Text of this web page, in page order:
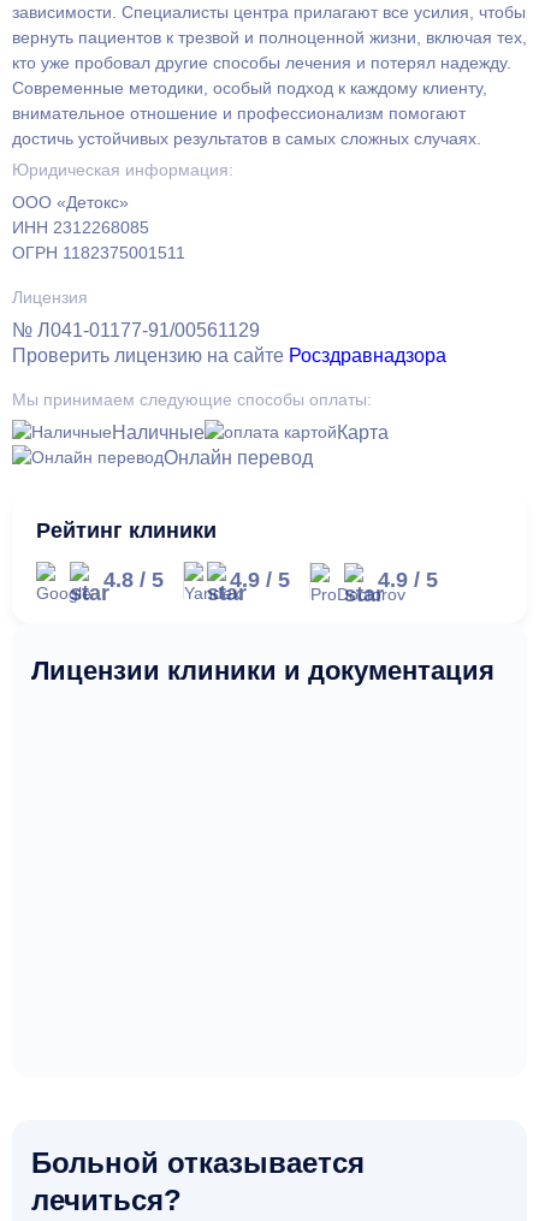
зависимости. Специалисты центра прилагают все усилия, чтобы
вернуть пациентов к трезвой и полноценной жизни, включая тех,
кто уже пробовал другие способы лечения и потерял надежду.
Современные методики, особый подход к каждому клиенту,
внимательное отношение и профессионализм помогают
достичь устойчивых результатов в самых сложных случаях.
Юридическая информация:
ООО «Детокс»
ИНН 2312268085
ОГРН 1182375001511
Лицензия
№ Л041-01177-91/00561129
Проверить лицензию на сайте Росздравнадзора
Мы принимаем следующие способы оплаты:
Наличные
Карта
Онлайн перевод
Рейтинг клиники
4.8 / 5 4.9 / 5 4.9 / 5
Лицензии клиники и документация
Больной отказывается
лечиться?